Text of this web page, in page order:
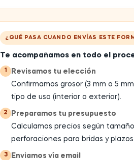
¿QUÉ PASA CUANDO ENVÍAS ESTE
Te acompañamos en todo el
1
Revisamos tu elección
Confirmamos grosor (3 mm o 5
tipo de uso (interior o exterior).
2
Preparamos tu presupuesto
Calculamos precios según
perforaciones para bridas y
3
Enviamos vía email